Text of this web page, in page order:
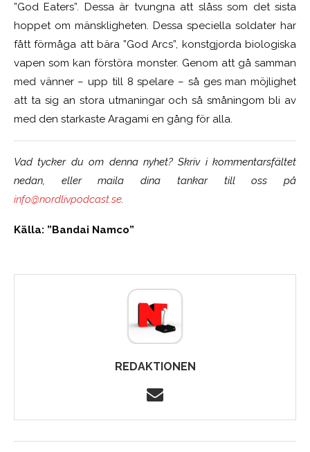
”God Eaters”. Dessa är tvungna att slåss som det sista
hoppet om mänskligheten. Dessa speciella soldater har
fått förmåga att bära ”God Arcs”, konstgjorda biologiska
vapen som kan förstöra monster. Genom att gå samman
med vänner – upp till 8 spelare – så ges man möjlighet
att ta sig an stora utmaningar och så småningom bli av
med den starkaste Aragami en gång för alla.
Vad tycker du om denna nyhet? Skriv i kommentarsfältet
nedan, eller maila dina tankar till oss på
info@nordlivpodcast.se.
Källa: ”Bandai Namco”
REDAKTIONEN